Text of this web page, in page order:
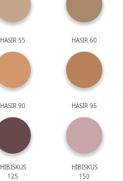
HASIR 55 HASIR 60
HASIR 90 HASIR 95
HİBİSKUS
125
HİBİSKUS
150